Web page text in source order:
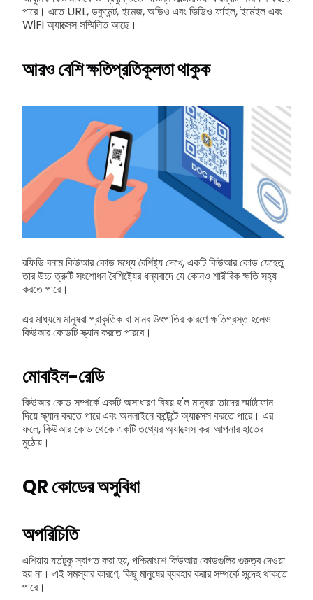
পারে। এতে URL, ডকুমেন্ট, ইমেজ, অডিও এবং ভিডিও ফাইল, ইমেইল এবং
WiFi অ্যাক্সেস সম্মিলিত আছে।
আরও বেশি ক্ষতিপ্রতিকূলতা থাকুক
রফিডি বনাম কিউআর কোড মধ্যে বৈশিষ্ট্য দেখে, একটি কিউআর কোড যেহেতু
তার উচ্চ ত্রুটি সংশোধন বৈশিষ্ট্যের ধন্যবাদে যে কোনও শারীরিক ক্ষতি সহ্য
করতে পারে।
এর মাধ্যমে মানুষরা প্রাকৃতিক বা মানব উৎপাতির কারণে ক্ষতিগ্রস্ত হলেও
কিউআর কোডটি স্ক্যান করতে পারবে।
মোবাইল-রেডি
কিউআর কোড সম্পর্কে একটি অসাধারণ বিষয় হ'ল মানুষরা তাদের স্মার্টফোন
দিয়ে স্ক্যান করতে পারে এবং অনলাইনে কন্টেন্টে অ্যাক্সেস করতে পারে। এর
ফলে, কিউআর কোড থেকে একটি তথ্যের অ্যাক্সেস করা আপনার হাতের
মুঠোয়।
QR কোডের অসুবিধা
অপরিচিতি
এশিয়ায় যতটুকু স্বাগত করা হয়, পশ্চিমাংশে কিউআর কোডগুলির গুরুত্ব দেওয়া
হয় না। এই সমস্যার কারণে, কিছু মানুষের ব্যবহার করার সম্পর্কে সন্দেহ থাকতে
পারে।